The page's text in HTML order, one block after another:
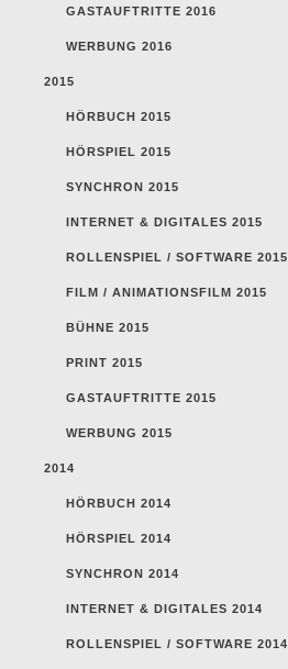
GASTAUFTRITTE 2016
WERBUNG 2016
2015
HÖRBUCH 2015
HÖRSPIEL 2015
SYNCHRON 2015
INTERNET & DIGITALES 2015
ROLLENSPIEL / SOFTWARE 2015
FILM / ANIMATIONSFILM 2015
BÜHNE 2015
PRINT 2015
GASTAUFTRITTE 2015
WERBUNG 2015
2014
HÖRBUCH 2014
HÖRSPIEL 2014
SYNCHRON 2014
INTERNET & DIGITALES 2014
ROLLENSPIEL / SOFTWARE 2014